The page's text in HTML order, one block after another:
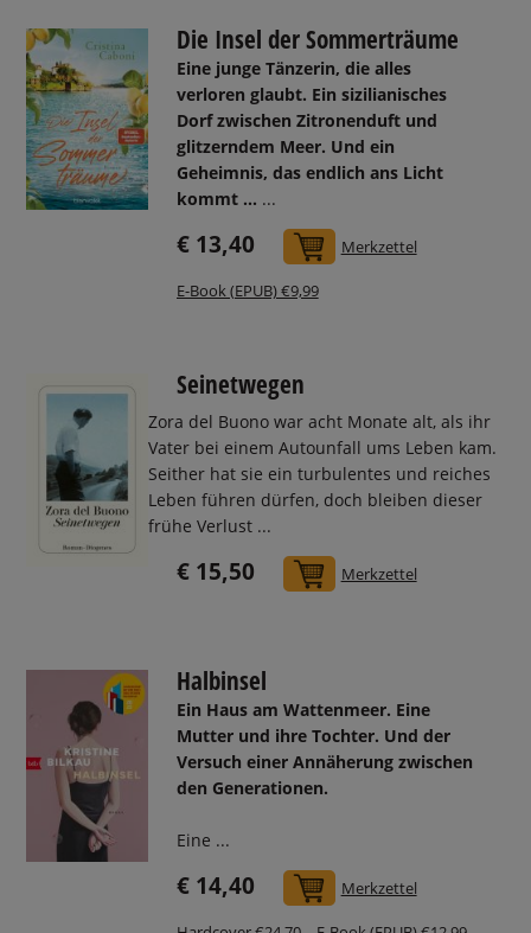
Die Insel der Sommerträume
Eine junge Tänzerin, die alles
verloren glaubt. Ein sizilianisches
Dorf zwischen Zitronenduft und
glitzerndem Meer. Und ein
Geheimnis, das endlich ans Licht
kommt ... ...
€ 13,40 In den Warenkorb
Merkzettel
E-Book (EPUB) €9,99
Seinetwegen
Zora del Buono war acht Monate alt, als ihr
Vater bei einem Autounfall ums Leben kam.
Seither hat sie ein turbulentes und reiches
Leben führen dürfen, doch bleiben dieser
frühe Verlust ...
€ 15,50 In den Warenkorb
Merkzettel
Halbinsel
Ein Haus am Wattenmeer. Eine
Mutter und ihre Tochter. Und der
Versuch einer Annäherung zwischen
den Generationen.
Eine ...
€ 14,40 In den Warenkorb
Merkzettel